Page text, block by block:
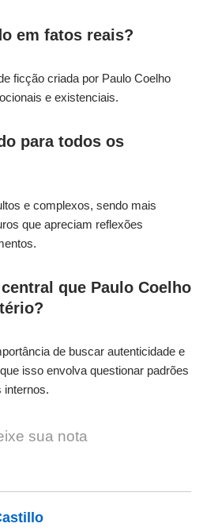
em fatos reais?
ficção criada por Paulo Coelho
e existenciais.
para todos os
e complexos, sendo mais
que apreciam reflexões
que Paulo Coelho
de buscar autenticidade e
isso envolva questionar padrões
internos.
sua nota